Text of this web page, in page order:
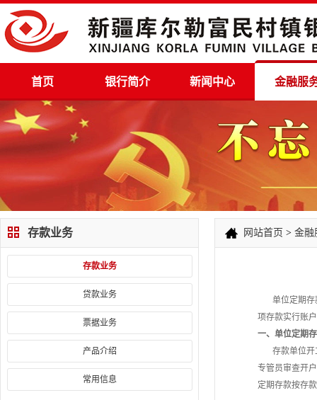
首页 银行简介 新闻中心 金融服
存款业务
存款业务
贷款业务
票据业务
产品介绍
常用信息
网站首页 > 金融
单位定期存款
项存款实行账
一、单位定期
存款单位开立
专管员审查开
定期存款按存